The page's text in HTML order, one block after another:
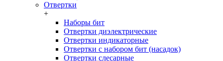
Отвертки
+
Наборы бит
Отвертки диэлектрические
Отвертки индикаторные
Отвертки с набором бит (насадок)
Отвертки слесарные